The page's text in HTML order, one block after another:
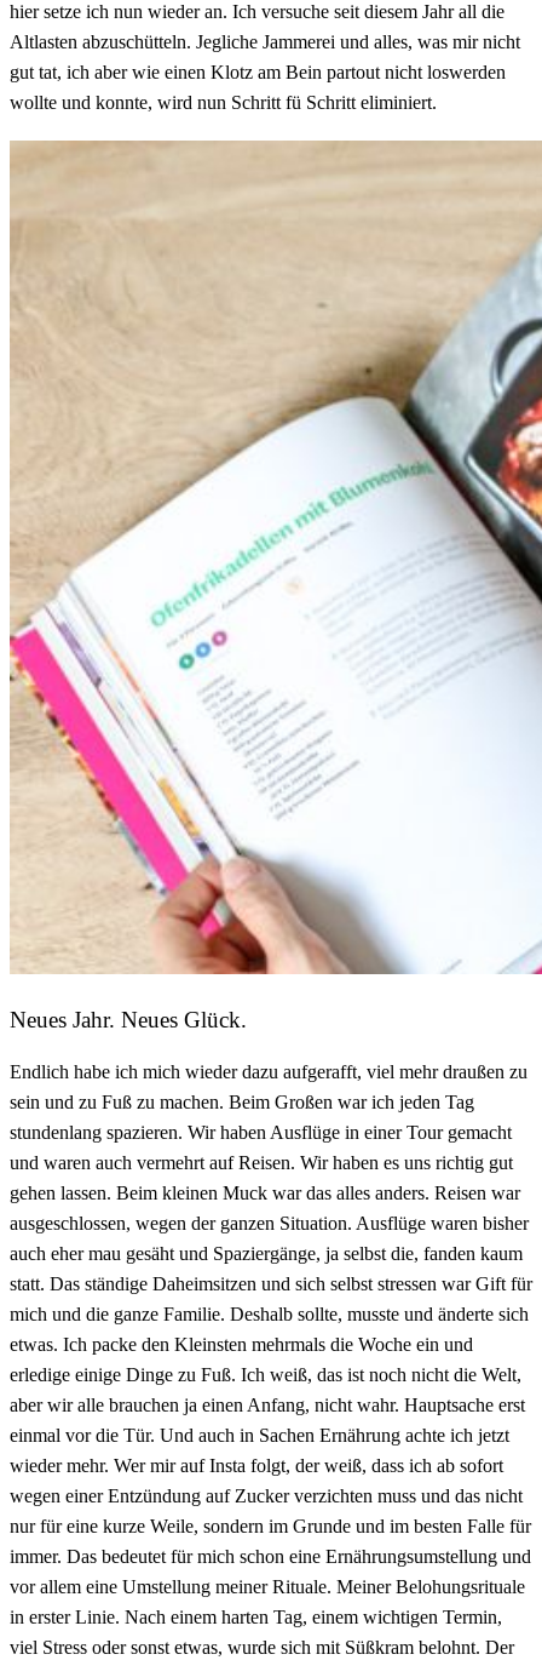
hier setze ich nun wieder an. Ich versuche seit diesem Jahr all die
Altlasten abzuschütteln. Jegliche Jammerei und alles, was mir nicht
gut tat, ich aber wie einen Klotz am Bein partout nicht loswerden
wollte und konnte, wird nun Schritt fü Schritt eliminiert.
Neues Jahr. Neues Glück.
Endlich habe ich mich wieder dazu aufgerafft, viel mehr draußen zu
sein und zu Fuß zu machen. Beim Großen war ich jeden Tag
stundenlang spazieren. Wir haben Ausflüge in einer Tour gemacht
und waren auch vermehrt auf Reisen. Wir haben es uns richtig gut
gehen lassen. Beim kleinen Muck war das alles anders. Reisen war
ausgeschlossen, wegen der ganzen Situation. Ausflüge waren bisher
auch eher mau gesäht und Spaziergänge, ja selbst die, fanden kaum
statt. Das ständige Daheimsitzen und sich selbst stressen war Gift für
mich und die ganze Familie. Deshalb sollte, musste und änderte sich
etwas. Ich packe den Kleinsten mehrmals die Woche ein und
erledige einige Dinge zu Fuß. Ich weiß, das ist noch nicht die Welt,
aber wir alle brauchen ja einen Anfang, nicht wahr. Hauptsache erst
einmal vor die Tür. Und auch in Sachen Ernährung achte ich jetzt
wieder mehr. Wer mir auf Insta folgt, der weiß, dass ich ab sofort
wegen einer Entzündung auf Zucker verzichten muss und das nicht
nur für eine kurze Weile, sondern im Grunde und im besten Falle für
immer. Das bedeutet für mich schon eine Ernährungsumstellung und
vor allem eine Umstellung meiner Rituale. Meiner Belohungsrituale
in erster Linie. Nach einem harten Tag, einem wichtigen Termin,
viel Stress oder sonst etwas, wurde sich mit Süßkram belohnt. Der